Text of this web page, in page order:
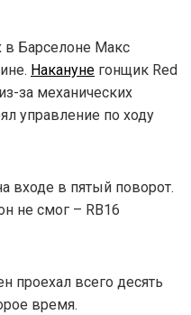
в Барселоне Макс
Накануне гонщик Red
за механических
управление по ходу
входе в пятый поворот.
не смог – RB16
проехал всего десять
время.